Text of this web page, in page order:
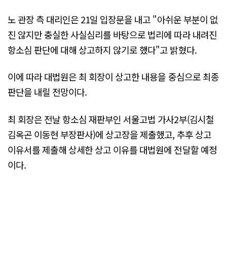
노 관장 측 대리인은 21일 입장문을 내고 "아쉬운 부분이 없
진 않지만 충실한 사실심리를 바탕으로 법리에 따라 내려진
항소심 판단에 대해 상고하지 않기로 했다"고 밝혔다.
이에 따라 대법원은 최 회장이 상고한 내용을 중심으로 최종
판단을 내릴 전망이다.
최 회장은 전날 항소심 재판부인 서울고법 가사2부(김시철
김옥곤 이동현 부장판사)에 상고장을 제출했고, 추후 상고
이유서를 제출해 상세한 상고 이유를 대법원에 전달할 예정
이다.